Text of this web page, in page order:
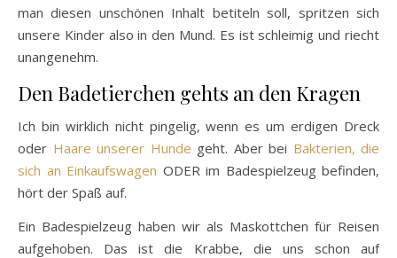
man diesen unschönen Inhalt betiteln soll, spritzen sich
unsere Kinder also in den Mund. Es ist schleimig und riecht
unangenehm.
Den Badetierchen gehts an den Kragen
Ich bin wirklich nicht pingelig, wenn es um erdigen Dreck
oder Haare unserer Hunde geht. Aber bei Bakterien, die
sich an Einkaufswagen ODER im Badespielzeug befinden,
hört der Spaß auf.
Ein Badespielzeug haben wir als Maskottchen für Reisen
aufgehoben. Das ist die Krabbe, die uns schon auf